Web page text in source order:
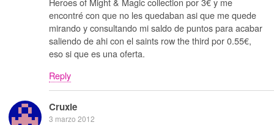
encontré con que no les quedaban asi que me quede
mirando y consultando mi saldo de puntos para acabar
saliendo de ahi con el saints row the third por 0.55€,
eso si que es una oferta.
Reply
Cruxie
3 marzo 2012